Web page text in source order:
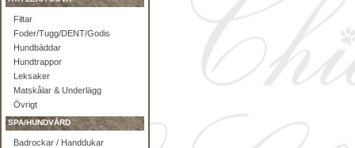
Filtar
Foder/Tugg/DENT/Godis
Hundbäddar
Hundtrappor
Leksaker
Matskålar & Underlägg
Övrigt
SPA/HUNDVÅRD
Badrockar / Handdukar